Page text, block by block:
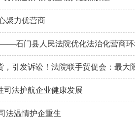
聚力优营商
石门县人民法院优化法治化营商
，引发诉讼！法院联手贸促会：最大
司法护航企业健康发展
法温情护企重生